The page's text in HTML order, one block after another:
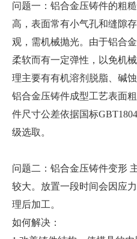
问题一：铝合金压铸件的粗
高，表面常有小气孔和缝隙
观，需机械抛光。由于铝合
柔软而有一定弹性，以免机
理主要有有机溶剂脱脂、碱蚀
铝合金压铸件成型工艺表面
件尺寸公差依据国标
级选取。
问题二：铝合金压铸件变形
较大。放置一段时间会因应
理后加工。
如何解决：